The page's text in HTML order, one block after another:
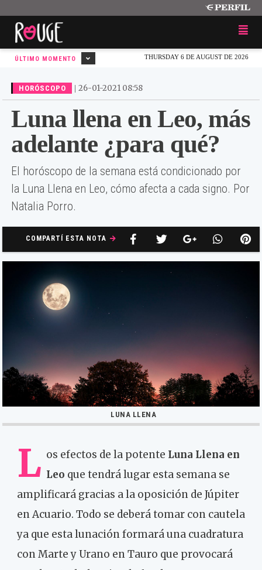
THURSDAY 6 DE AUGUST DE 2026
ÚLTIMO MOMENTO
HORÓSCOPO | 26-01-2021 08:58
Luna llena en Leo, más
adelante ¿para qué?
El horóscopo de la semana está condicionado por
la Luna Llena en Leo, cómo afecta a cada signo. Por
Natalia Porro.
COMPARTÍ ESTA NOTA
LUNA LLENA
L os efectos de la potente Luna Llena en
Leo que tendrá lugar esta semana se
amplificará gracias a la oposición de Júpiter
en Acuario. Todo se deberá tomar con cautela
ya que esta lunación formará una cuadratura
con Marte y Urano en Tauro que provocará